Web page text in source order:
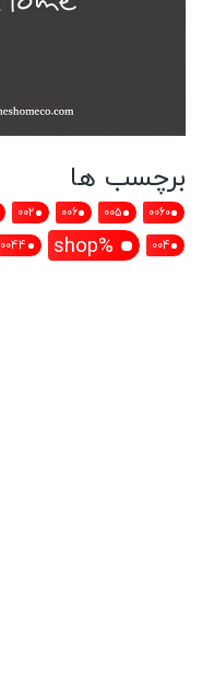
برچسب ها
0060
005
006
002
004
%shop
0044